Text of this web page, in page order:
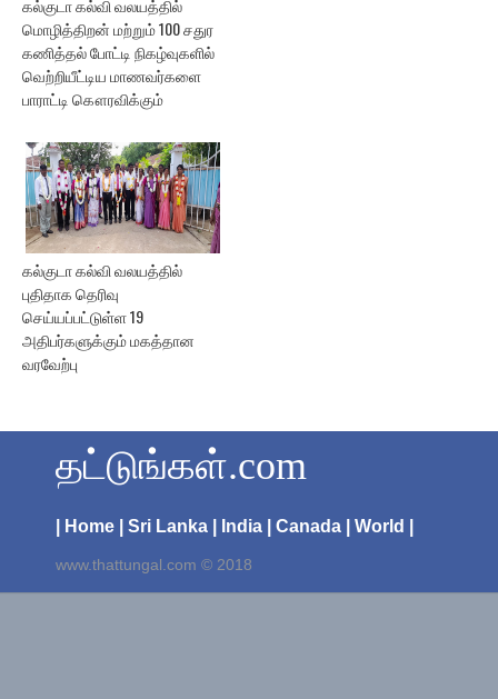
கல்குடா கல்வி வலயத்தில்
மொழித்திறன் மற்றும் 100 சதுர
கணித்தல் போட்டி நிகழ்வுகளில்
வெற்றியீட்டிய மாணவர்களை
பாராட்டி கௌரவிக்கும்
கல்குடா கல்வி வலயத்தில்
புதிதாக தெரிவு
செய்யப்பட்டுள்ள 19
அதிபர்களுக்கும் மகத்தான
வரவேற்பு
தட்டுங்கள்.com
| Home | Sri Lanka | India | Canada | World |
www.thattungal.com © 2018